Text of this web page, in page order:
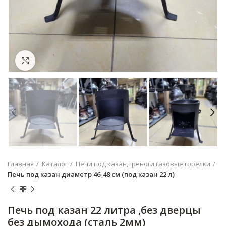
Главная Каталог
Печи под казан,треноги,газовые горелки
Печь под казан диаметр 46-48 см (под казан 22 л)
Печь под казан 22 литра ,без дверцы
без дымохода (сталь 2мм)